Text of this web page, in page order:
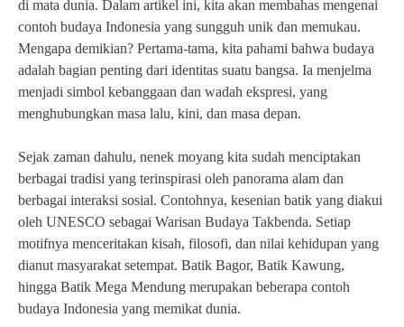
di mata dunia. Dalam artikel ini, kita akan membahas mengenai
contoh budaya Indonesia yang sungguh unik dan memukau.
Mengapa demikian? Pertama-tama, kita pahami bahwa budaya
adalah bagian penting dari identitas suatu bangsa. Ia menjelma
menjadi simbol kebanggaan dan wadah ekspresi, yang
menghubungkan masa lalu, kini, dan masa depan.
Sejak zaman dahulu, nenek moyang kita sudah menciptakan
berbagai tradisi yang terinspirasi oleh panorama alam dan
berbagai interaksi sosial. Contohnya, kesenian batik yang diakui
oleh UNESCO sebagai Warisan Budaya Takbenda. Setiap
motifnya menceritakan kisah, filosofi, dan nilai kehidupan yang
dianut masyarakat setempat. Batik Bagor, Batik Kawung,
hingga Batik Mega Mendung merupakan beberapa contoh
budaya Indonesia yang memikat dunia.